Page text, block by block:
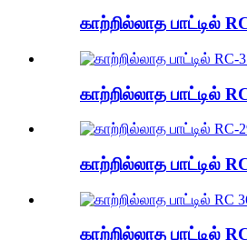
காற்றில்லாத பாட்டில்
காற்றில்லாத பாட்டில்
காற்றில்லாத பாட்டில்
காற்றில்லாத பாட்டில்